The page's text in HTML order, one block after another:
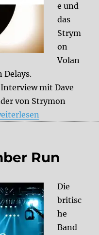
e und
das
Strym
on
Volan
Delays.
mit Dave
von Strymon
Fragen an Dave
Run
Die
britisc
he
Band